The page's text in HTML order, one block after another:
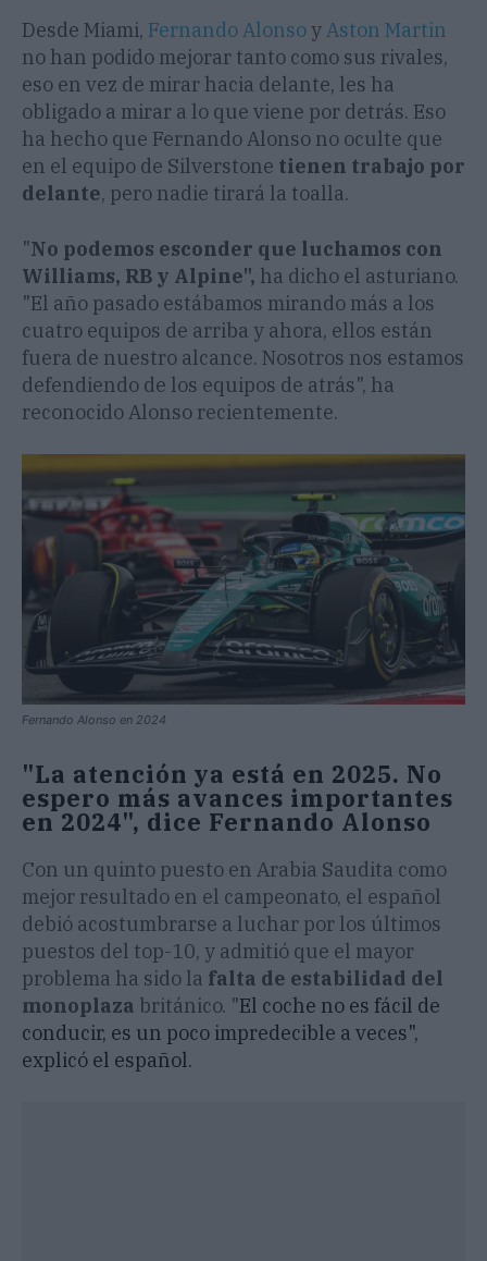
Desde Miami, Fernando Alonso yAston Martin
no han podido mejorar tanto como sus rivales,
eso en vez de mirar hacia delante, les ha
obligado a mirar a lo que viene por detrás. Eso
ha hecho que Fernando Alonso no oculte que
en el equipo de Silverstone tienen trabajo por
delante, pero nadie tirará la toalla.
"No podemos esconder que luchamos con
Williams, RB y Alpine", ha dicho el asturiano.
"El año pasado estábamos mirando más a los
cuatro equipos de arriba y ahora, ellos están
fuera de nuestro alcance. Nosotros nos estamos
defendiendo de los equipos de atrás", ha
reconocido Alonso recientemente.
Fernando Alonso en 2024
"La atención ya está en 2025. No
espero más avances importantes
en 2024", dice Fernando Alonso
Con un quinto puesto en Arabia Saudita como
mejor resultado en el campeonato, el español
debió acostumbrarse a luchar por los últimos
puestos del top-10, y admitió que el mayor
problema ha sido la falta de estabilidad del
monoplaza británico. "El coche no es fácil de
conducir, es un poco impredecible a veces",
explicó el español.